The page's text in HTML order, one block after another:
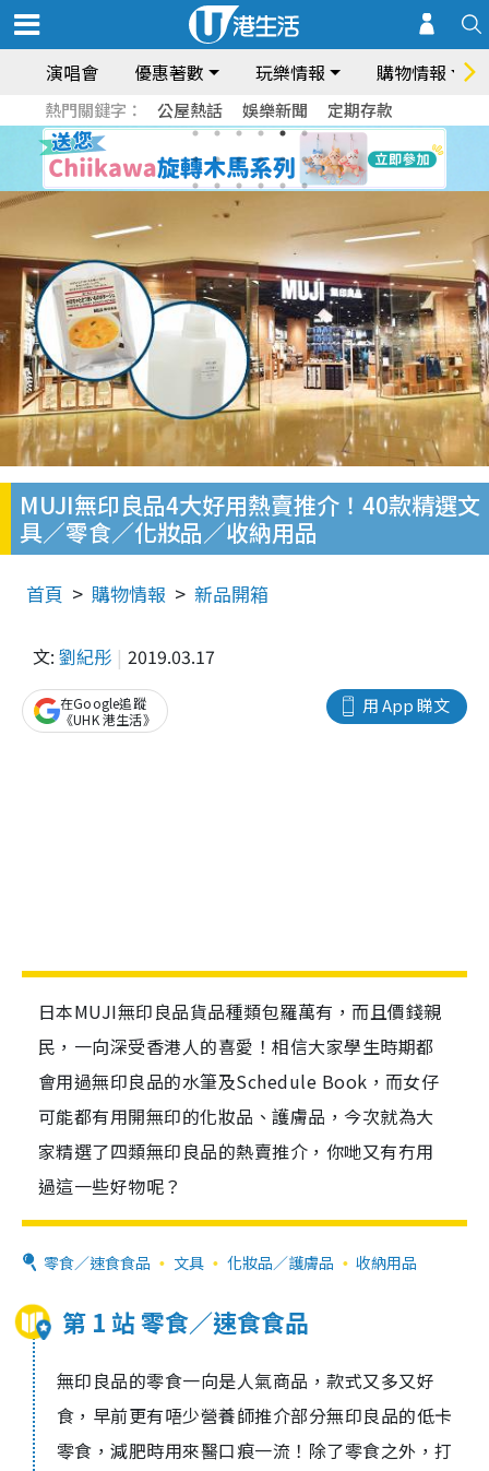
演唱會 優惠著數 玩樂情報 購物情報
熱門關鍵字： 公屋熱話 娛樂新聞 定期存款
MUJI無印良品4大好用熱賣推介！40款精選文
具／零食／化妝品／收納用品
首頁 購物情報 新品開箱
文: 劉紀彤 2019.03.17
用 App 睇文
在Google追蹤
《UHK 港生活》
日本MUJI無印良品貨品種類包羅萬有，而且價錢親
民，一向深受香港人的喜愛！相信大家學生時期都
會用過無印良品的水筆及Schedule Book，而女仔
可能都有用開無印的化妝品、護膚品，今次就為大
家精選了四類無印良品的熱賣推介，你哋又有冇用
過這一些好物呢？
零食／速食食品 文具 化妝品／護膚品 收納用品
第 1 站 零食／速食食品
無印良品的零食一向是人氣商品，款式又多又好
食，早前更有唔少營養師推介部分無印良品的低卡
零食，減肥時用來醫口痕一流！除了零食之外，打